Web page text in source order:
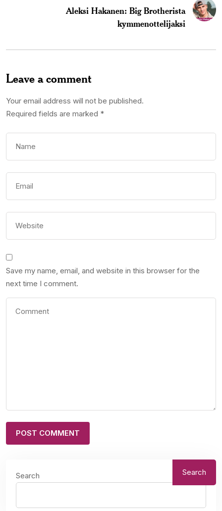
Aleksi Hakanen: Big Brotherista
kymmenottelijaksi
Leave a comment
Your email address will not be published.
Required fields are marked *
Save my name, email, and website in this browser for the
next time I comment.
Search Search